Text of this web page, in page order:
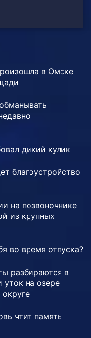
в Омске
дикий кулик
благоустройство
на позвоночнике
из крупных
во время отпуска?
разбираются в
уток на озере
чтит память